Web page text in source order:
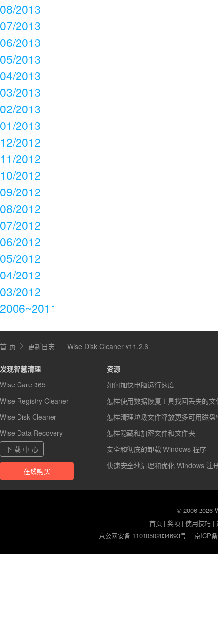
08/2013
07/2013
06/2013
05/2013
04/2013
03/2013
02/2013
01/2013
12/2012
11/2012
10/2012
09/2012
08/2012
07/2012
06/2012
05/2012
04/2012
03/2012
2006~2011
首 页 更新日志 Wise Disk Cleaner v11.2.6
发现智慧清理
Wise Care 365
Wise Registry Cleaner
Wise Disk Cleaner
Wise Data Recovery
下 载 中 心
在线购买
资源
如何加快电脑运行速度
怎样使用数据恢复工具找回丢失的文
怎样清理垃圾文件释放更多可用磁盘
怎样隐藏和加密文件和文件夹
安全和彻底的卸载 Windows 程序
快速安全地清理和优化 Windows 注
© 2006-2026
首页 |奖项 |使用技巧 |
京公网安备 11010502034693号
京ICP